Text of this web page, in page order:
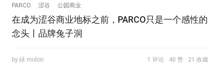
PARCO 涩谷 公园商业
在成为涩谷商业地标之前，PARCO只是一个感性的
念头丨品牌兔子洞
by 緑 midori 1 评论 40 赞 21 收藏